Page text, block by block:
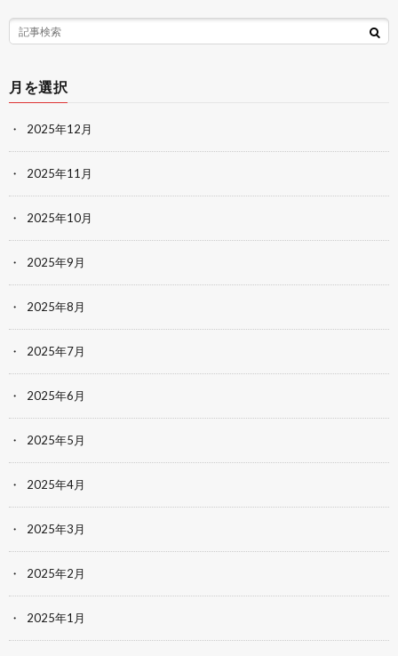
月を選択
2025年12月
2025年11月
2025年10月
2025年9月
2025年8月
2025年7月
2025年6月
2025年5月
2025年4月
2025年3月
2025年2月
2025年1月